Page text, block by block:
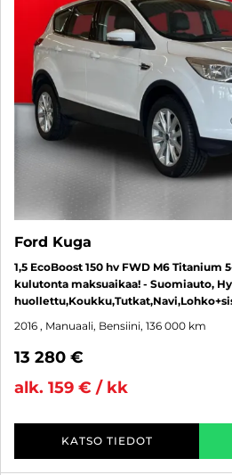
Ford Kuga
1,5 EcoBoost 150 hv FWD M6
kulutonta maksuaikaa! - Suomiauto,
2016 , Manuaali, Bensiini, 136 000 km
13 280 €
alk. 159 € / kk
KATSO TIEDOT